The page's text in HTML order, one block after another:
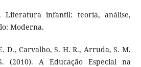
Literatura infantil: teoria, análise,
Moderna.
D., Carvalho, S. H. R., Arruda, S. M.
(2010). A Educação Especial na